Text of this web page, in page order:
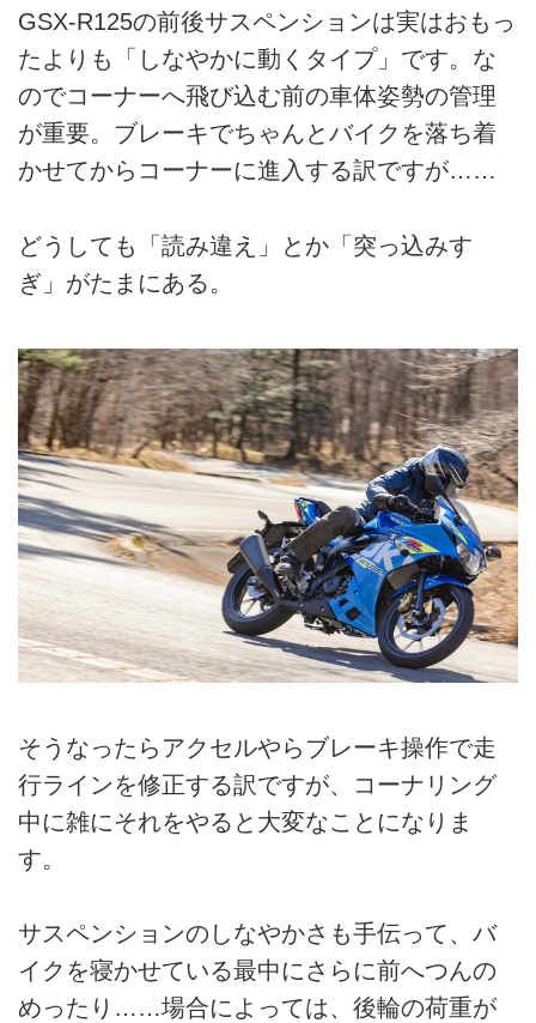
GSX-R125の前後サスペンションは実はおもっ
たよりも「しなやかに動くタイプ」です。な
のでコーナーへ飛び込む前の車体姿勢の管理
が重要。ブレーキでちゃんとバイクを落ち着
かせてからコーナーに進入する訳ですが……
どうしても「読み違え」とか「突っ込みす
ぎ」がたまにある。
そうなったらアクセルやらブレーキ操作で走
行ラインを修正する訳ですが、コーナリング
中に雑にそれをやると大変なことになりま
す。
サスペンションのしなやかさも手伝って、バ
イクを寝かせている最中にさらに前へつんの
めったり……場合によっては、後輪の荷重が